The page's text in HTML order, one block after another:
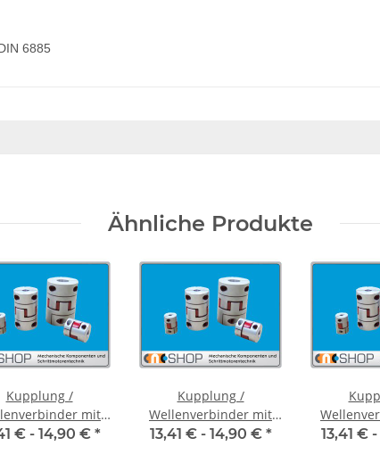
6885
Ähnliche Produkte
Kupplung /
mit
FCT-20C
€ - 14,90 € *
Kupplung /
Wellenverbinder mit
Klemmnaben FCT-20C
13,41 € - 14,90 € * 13,41 € -